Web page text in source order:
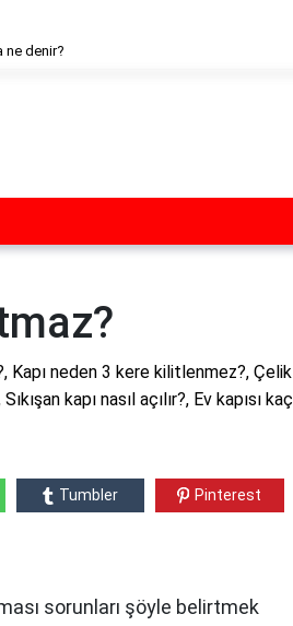
Kapı neden 3 kere kilitlenmez?, Çelik
kapı nasıl açılır?, Ev kapısı kaç
Tumbler Pinterest
sorunları şöyle belirtmek